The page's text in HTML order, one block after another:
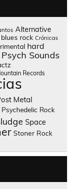
Alternative
blues rock Crónicas
hard
Sounds
Records
Metal
Psychedelic Rock
Space
Stoner Rock